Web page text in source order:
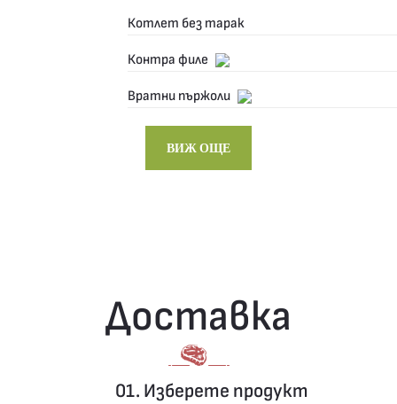
Котлет без тарак
Контра филе
Вратни пържоли
ВИЖ ОЩЕ
Доставка
01. Изберете продукт